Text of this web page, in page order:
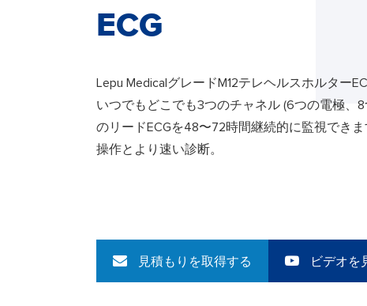
ECG
Lepu MedicalグレードM12テレヘルスホルター
いつでもどこでも3つのチャネル (6つの電極、8
のリードECGを48〜72時間継続的に監視でき
操作とより速い診断。
見積もりを取得する ビデオを